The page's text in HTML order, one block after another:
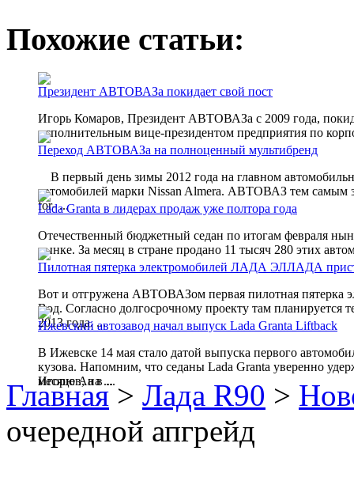
Похожие статьи:
Президент АВТОВАЗа покидает свой пост
Игорь Комаров, Президент АВТОВАЗа с 2009 года,
исполнительным вице-президентом предприятия по
Игорю Ана ...
Переход АВТОВАЗа на полноценный мультибренд
В первый день зимы 2012 года на главном
автомобилей марки Nissan Almera. АВТОВАЗ тем самым
for- ...
Lada Granta в лидерах продаж уже полтора года
Отечественный бюджетный седан по итогам февраля
рынке. За месяц в стране продано 11 тысяч 280 этих
Пилотная пятерка электромобилей ЛАДА ЭЛЛАДА
Вот и отгружена АВТОВАЗом первая пилотная
Вод. Согласно долгосрочному проекту там планируется
2013 года. ...
Ижевский автозавод начал выпуск Lada Granta Liftback
В Ижевске 14 мая стало датой выпуска первого
кузова. Напомним, что седаны Lada Granta уверенно
месяцев, а в ...
Главная> Лада R90 >
очередной апгрейд